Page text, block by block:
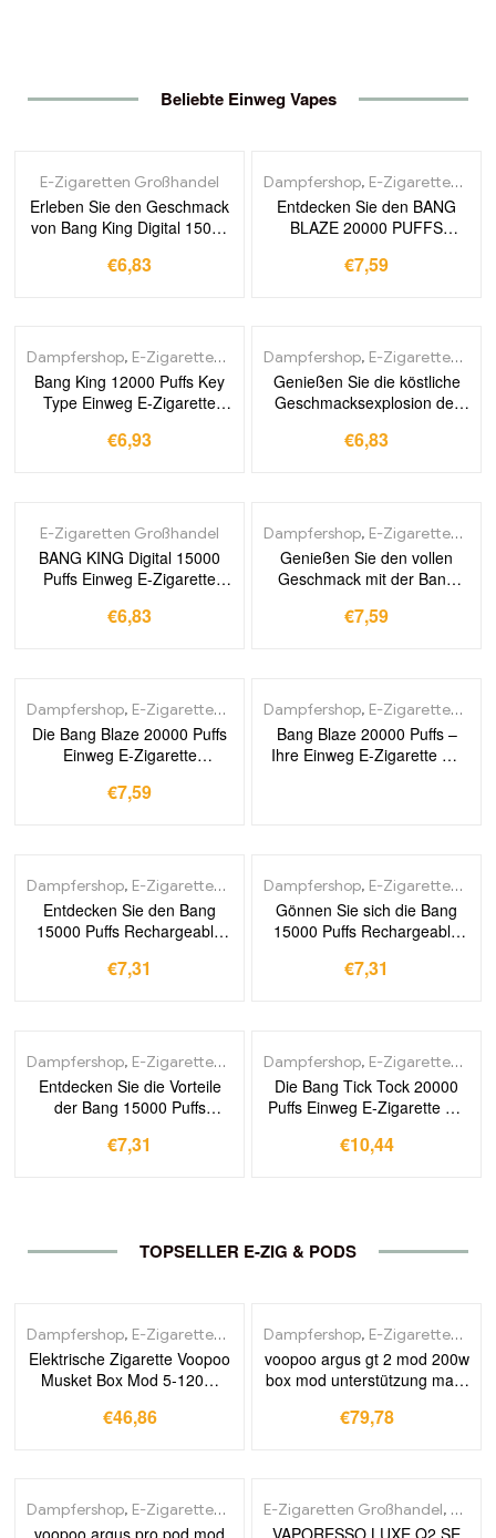
Beliebte ​Einweg Vapes​
E-Zigaretten Großhandel
Erleben Sie den Geschmack
von Bang King Digital 15000
€6,83
Dampfershop, E-Zigaretten Großhandel
Entdecken Sie den BANG
BLAZE 20000 PUFFS
€7,59
Dampfershop, E-Zigaretten Großhandel
Bang King 12000 Puffs Key
Type Einweg E-Zigarette
Höchste Qualität
€6,93
Dampfershop, E-Zigaretten Großhandel
Genießen Sie die köstliche
Geschmacksexplosion der
Puffs Einweg E-Zigarette
möchten
€6,83
E-Zigaretten Großhandel
BANG KING Digital 15000
Puffs Einweg E-Zigarette
Sie die weltweit
Qualität bekannt ist
€6,83
Dampfershop, E-Zigaretten Großhandel
Genießen Sie den vollen
Geschmack mit der Bang
Zigarette Watermelon – Ihre
€7,59
Dampfershop, E-Zigaretten Großhandel
Die Bang Blaze 20000 Puffs
Einweg E-Zigarette
Schlüssel zu unvergesslichen
€7,59
Dampfershop, E-Zigaretten Großhandel
Bang Blaze 20000 Puffs –
Ihre Einweg E-Zigarette mit
Dampfershop, E-Zigaretten Großhandel
Entdecken Sie den Bang
15000 Puffs Rechargeable
Grape – Ein langlebiger
zollfrei in Europa erhältlich
€7,31
Dampfershop, E-Zigaretten Großhandel
Gönnen Sie sich die Bang
15000 Puffs Rechargeable
Zigarette Rainbow Sherbet –
€7,31
Dampfershop, E-Zigaretten Großhandel
Entdecken Sie die Vorteile
der Bang 15000 Puffs
Pod Einweg E-Zigarette
€7,31
Dampfershop, E-Zigaretten Großhandel
Die Bang Tick Tock 20000
Puffs Einweg E-Zigarette mit
perfekte Kombination aus
€10,44
TOPSELLER E-ZIG & PODS
Dampfershop, E-Zigaretten Großhandel ,Mod-Systeme,Pod-
Elektrische Zigarette Voopoo
Musket Box Mod 5-120W
Thread oled Display für Vape
€46,86
Dampfershop, E-Zigaretten Großhandel
voopoo argus gt 2 mod 200w
box mod unterstützung maat
ii elektronischer zigaretten
€79,78
Dampfershop, E-Zigaretten Großhandel ,Mod-Systeme,Pod-
E-Zigaretten Großhandel, Pod-